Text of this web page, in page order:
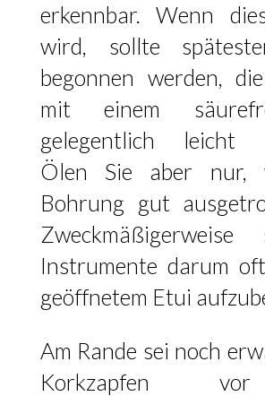
erkennbar. Wenn
wird, sollte
begonnen werden,
mit einem
gelegentlich leicht
Ölen Sie aber nur,
Bohrung gut
Instrumente darum
geöffnetem Etui
Am Rande sei noch
Korkzapfen